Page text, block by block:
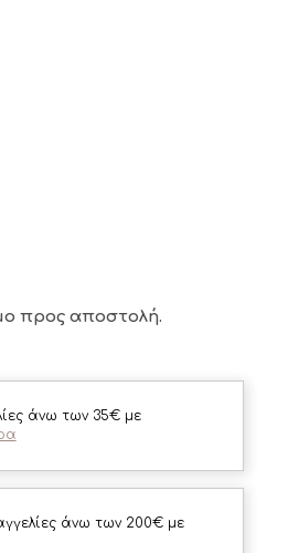
προς αποστολή.
άνω των 35€ με
άνω των 200€ με